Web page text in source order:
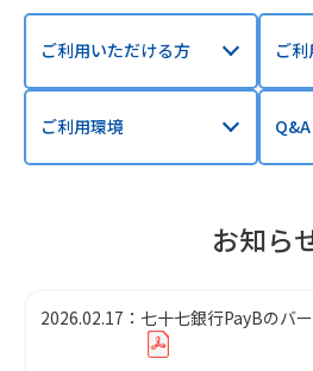
ご利用いただける方 ご
ご利用環境 Q&A
お知ら
2026.02.17 七十七銀行PayBのバ